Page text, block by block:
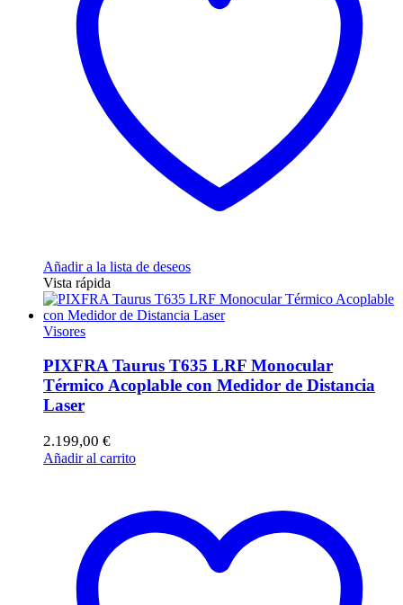
Añadir a la lista de deseos
Vista rápida
Visores
PIXFRA Taurus T635 LRF Monocular
Térmico Acoplable con Medidor de Distancia
Laser
2.199,00 €
Añadir al carrito